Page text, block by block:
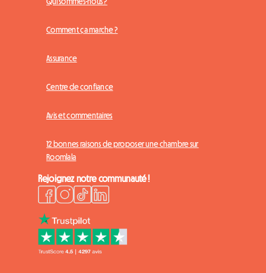
Comment ça marche ?
Assurance
Centre de confiance
Avis et commentaires
12 bonnes raisons de proposer une chambre sur
Roomlala
Rejoignez notre communauté !